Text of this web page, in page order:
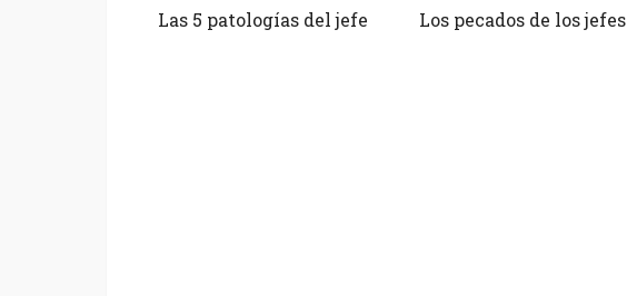
Las 5 patologías del jefe Los pecados de los jefes